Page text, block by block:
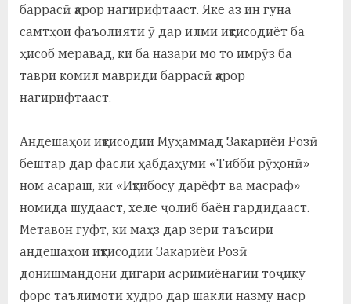
баррасӣ қарор нагирифтааст. Яке аз ин гуна
самтҳои фаъолияти ӯ дар илми иқтисодиёт ба
ҳисоб меравад, ки ба назари мо то имрӯз ба
таври комил мавриди баррасӣ қарор
нагирифтааст.
Андешаҳои иқтисодии Муҳаммад Закариёи Розӣ
бештар дар фасли ҳабдаҳуми «Тибби рӯҳонӣ»
ном асараш, ки «Иқтибосу дарёфт ва масраф»
номида шудааст, хеле ҷолиб баён гардидааст.
Метавон гуфт, ки маҳз дар зери таъсири
андешаҳои иқтисодии Закариёи Розӣ
донишмандони дигари асримиёнагии тоҷику
форс таълимоти худро дар шакли назму наср